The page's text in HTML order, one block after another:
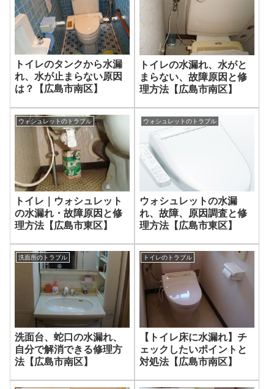
トイレのタンクから水漏
れ、水が止まらない原因
は？【広島市南区】
トイレの水漏れ、水がと
まらない、故障原因と修
理方法【広島市南区】
ウォシュレットのトラブル
トイレ｜ウォシュレット
の水漏れ・故障原因と修
理方法【広島市東区】
ウォシュレットのトラブル
ウォシュレットの水漏
れ、故障、原因調査と修
理方法【広島市東区】
洗面所のトラブル
洗面台、蛇口の水漏れ、
自分で解消できる修理方
法【広島市南区】
トイレのトラブル
【トイレ床に水漏れ】チ
ェックしたいポイントと
対処法【広島市南区】